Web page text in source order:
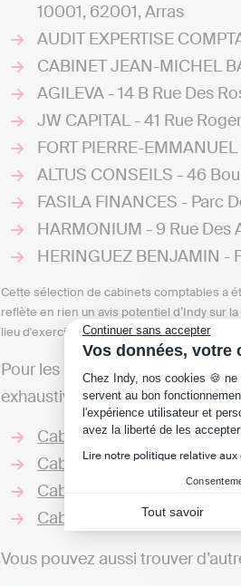
Continuer sans accepter
Vos données, votre
Plateforme de
Chez Indy, nos cookies 🍪
servent au bon
l'expérience utilisateur et
avez la liberté de les
Lire notre politique relative aux
Tout savoir
10001, 62001, Arras
AUDIT EXPERTISE
CABINET JEAN-MICHEL
AGILEVA - 14 B Rue Des
JW CAPITAL - 41 Rue
FORT PIERRE-
ALTUS CONSEILS - 46
FASILA FINANCES - Parc
HARMONIUM - 9 Rue
HERINGUEZ BENJAMIN -
Cette sélection de cabinets comptables a
reflète en rien un avis potentiel d’Indy sur
lieu d'exercice, ou même avoir cessé leur
Pour les personnes à la
exhaustives sur les cabinets
Cabinets comptable à
Cabinets comptable à
Cabinets comptable à
Cabinets comptable à
Vous pouvez aussi trouver